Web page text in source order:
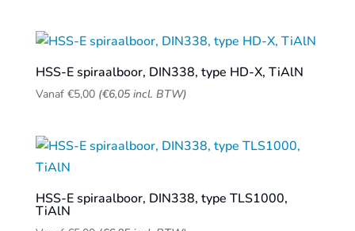
HSS-E spiraalboor, DIN338, type HD-X, TiAlN
Vanaf €5,00 (€6,05incl. BTW)
HSS-E spiraalboor, DIN338, type TLS1000,
TiAlN